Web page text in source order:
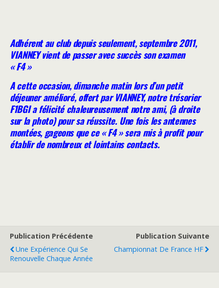
Adhérent au club depuis seulement, septembre 2011,
VIANNEY vient de passer avec succès sonexamen
« F4 »
A cette occasion, dimanche matin lors d’un petit
déjeuner amélioré, offert par VIANNEY, notre trésorier
F1BGI a félicité chaleureusement notre ami, (à droite
sur la photo) pour sa réussite. Une fois les antennes
montées, gageons que ce« F4 » sera mis à profit pour
établir de nombreux et lointains contacts.
Publication Précédente
Une Expérience Qui Se
Renouvelle Chaque Année
Publication Suivante
Championnat De France HF